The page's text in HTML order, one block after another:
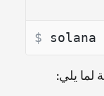
$
لما يلي: